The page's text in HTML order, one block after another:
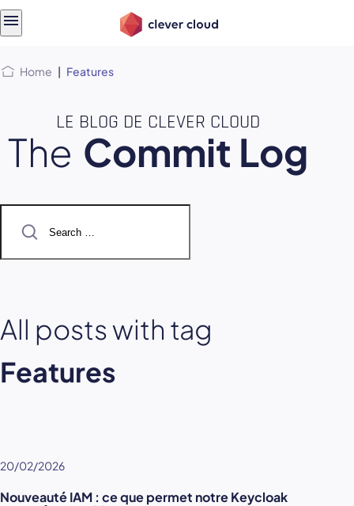
Home | Features
LE BLOG DE CLEVER CLOUD
The Commit Log
for:
All posts with tag
Features
20/02/2026
Nouveauté IAM : ce que permet notre Keycloak